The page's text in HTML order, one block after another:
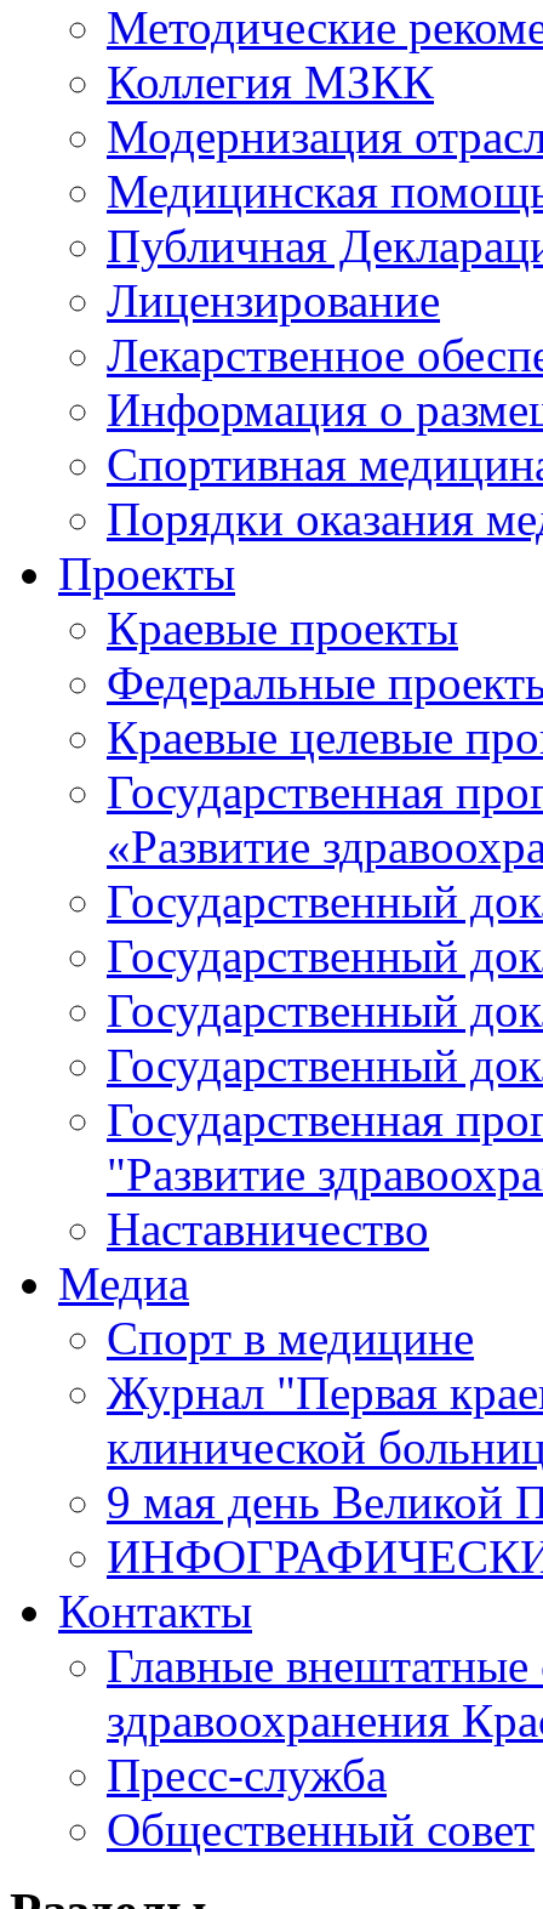
Методические
Коллегия МЗКК
Модернизация
Медицинская
Публичная
Лицензирование
Лекарственное
Информация о
Спортивная
Порядки оказания
Проекты
Краевые проекты
Федеральные
Краевые целевые
Государственная
«Развитие
Государственный
Государственный
Государственный
Государственный
Государственная
"Развитие
Наставничество
Медиа
Спорт в медицине
Журнал "Первая
клинической
9 мая день Великой
Контакты
Главные внештатные
здравоохранения
Пресс-служба
Общественный совет